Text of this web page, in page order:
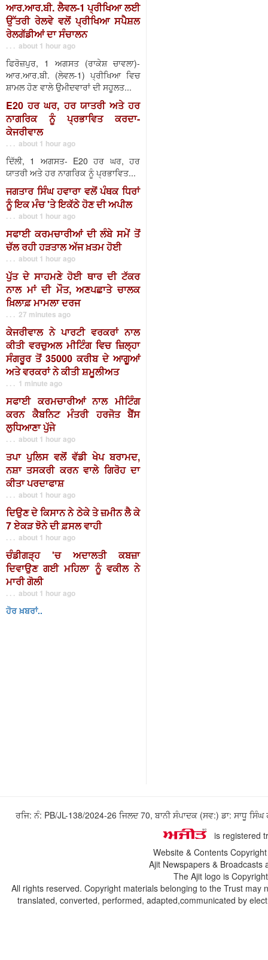
ਆਰ.ਆਰ.ਬੀ. ਲੈਵਲ-1 ਪ੍ਰੀਖਿਆ ਲਈ
ਉੱਤਰੀ ਰੇਲਵੇ ਵਲੋਂ ਪ੍ਰੀਖਿਆ ਸਪੈਸ਼ਲ
ਰੇਲਗੱਡੀਆਂ ਦਾ ਸੰਚਾਲਨ
. . . about 1 hour ago
ਫਿਰੋਜ਼ਪੁਰ, 1 ਅਗਸਤ (ਰਾਕੇਸ਼ ਚਾਵਲਾ)-
ਆਰ.ਆਰ.ਬੀ. (ਲੇਵਲ-1) ਪ੍ਰੀਖਿਆ ਵਿਚ
ਸ਼ਾਮਲ ਹੋਣ ਵਾਲੇ ਉਮੀਦਵਾਰਾਂ ਦੀ ਸਹੂਲਤ...
E20 ਹਰ ਘਰ, ਹਰ ਯਾਤਰੀ ਅਤੇ ਹਰ
ਨਾਗਰਿਕ ਨੂੰ ਪ੍ਰਭਾਵਿਤ ਕਰਦਾ-
ਕੇਜਰੀਵਾਲ
. . . about 1 hour ago
ਦਿੱਲੀ, 1 ਅਗਸਤ- E20 ਹਰ ਘਰ, ਹਰ
ਯਾਤਰੀ ਅਤੇ ਹਰ ਨਾਗਰਿਕ ਨੂੰ ਪ੍ਰਭਾਵਿਤ...
ਜਗਤਾਰ ਸਿੰਘ ਹਵਾਰਾ ਵਲੋਂ ਪੰਥਕ ਧਿਰਾਂ
ਨੂੰ ਇਕ ਮੰਚ 'ਤੇ ਇਕੱਠੇ ਹੋਣ ਦੀ ਅਪੀਲ
. . . about 1 hour ago
ਸਫਾਈ ਕਰਮਚਾਰੀਆਂ ਦੀ ਲੰਬੇ ਸਮੇਂ ਤੋਂ
ਚੱਲ ਰਹੀ ਹੜਤਾਲ ਅੱਜ ਖ਼ਤਮ ਹੋਈ
. . . about 1 hour ago
ਪੁੱਤ ਦੇ ਸਾਹਮਣੇ ਹੋਈ ਥਾਰ ਦੀ ਟੱਕਰ
ਨਾਲ ਮਾਂ ਦੀ ਮੌਤ, ਅਣਪਛਾਤੇ ਚਾਲਕ
ਖ਼ਿਲਾਫ਼ ਮਾਮਲਾ ਦਰਜ
. . . 27 minutes ago
ਕੇਜਰੀਵਾਲ ਨੇ ਪਾਰਟੀ ਵਰਕਰਾਂ ਨਾਲ
ਕੀਤੀ ਵਰਚੁਅਲ ਮੀਟਿੰਗ ਵਿਚ ਜ਼ਿਲ੍ਹਾ
ਸੰਗਰੂਰ ਤੋਂ 35000 ਕਰੀਬ ਦੇ ਆਗੂਆਂ
ਅਤੇ ਵਰਕਰਾਂ ਨੇ ਕੀਤੀ ਸ਼ਮੂਲੀਅਤ
. . . 1 minute ago
ਸਫਾਈ ਕਰਮਚਾਰੀਆਂ ਨਾਲ ਮੀਟਿੰਗ
ਕਰਨ ਕੈਬਨਿਟ ਮੰਤਰੀ ਹਰਜੋਤ ਬੈਂਸ
ਲੁਧਿਆਣਾ ਪੁੱਜੇ
. . . about 1 hour ago
ਤਪਾ ਪੁਲਿਸ ਵਲੋਂ ਵੱਡੀ ਖੇਪ ਬਰਾਮਦ,
ਨਸ਼ਾ ਤਸਕਰੀ ਕਰਨ ਵਾਲੇ ਗਿਰੋਹ ਦਾ
ਕੀਤਾ ਪਰਦਾਫਾਸ਼
. . . about 1 hour ago
ਦਿਉਣ ਦੇ ਕਿਸਾਨ ਨੇ ਠੇਕੇ ਤੇ ਜ਼ਮੀਨ ਲੈ ਕੇ
7 ਏਕੜ ਝੋਨੇ ਦੀ ਫ਼ਸਲ ਵਾਹੀ
. . . about 1 hour ago
ਚੰਡੀਗੜ੍ਹ 'ਚ ਅਦਾਲਤੀ ਕਬਜ਼ਾ
ਦਿਵਾਉਣ ਗਈ ਮਹਿਲਾ ਨੂੰ ਵਕੀਲ ਨੇ
ਮਾਰੀ ਗੋਲੀ
. . . about 1 hour ago
ਹੋਰ ਖ਼ਬਰਾਂ..
ਰਜਿ: ਨੰ: PB/JL-138/2024-26 ਜਿਲਦ 70, ਬਾਨੀ ਸੰਪਾਦਕ (ਸਵ:) ਡਾ: ਸਾਧੂ
is registered
Website & Contents
Ajit Newspapers &
The Ajit logo is
All rights reserved. Copyright materials belonging to the Trust
translated, converted, performed, adapted,communicated by